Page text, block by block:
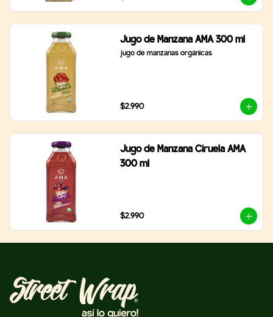
Jugo de Manzana AMA 300 ml
jugo de manzanas orgánicas
$2.990
Jugo de Manzana Ciruela AMA
300 ml
$2.990